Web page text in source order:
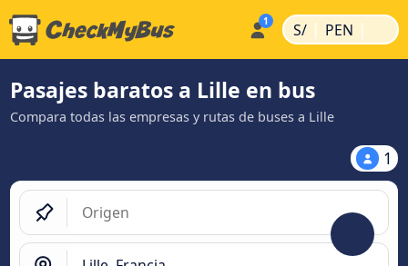
S/ | PEN |
Pasajes baratos a Lille en bus
Compara todas las empresas y rutas de buses a Lille
1